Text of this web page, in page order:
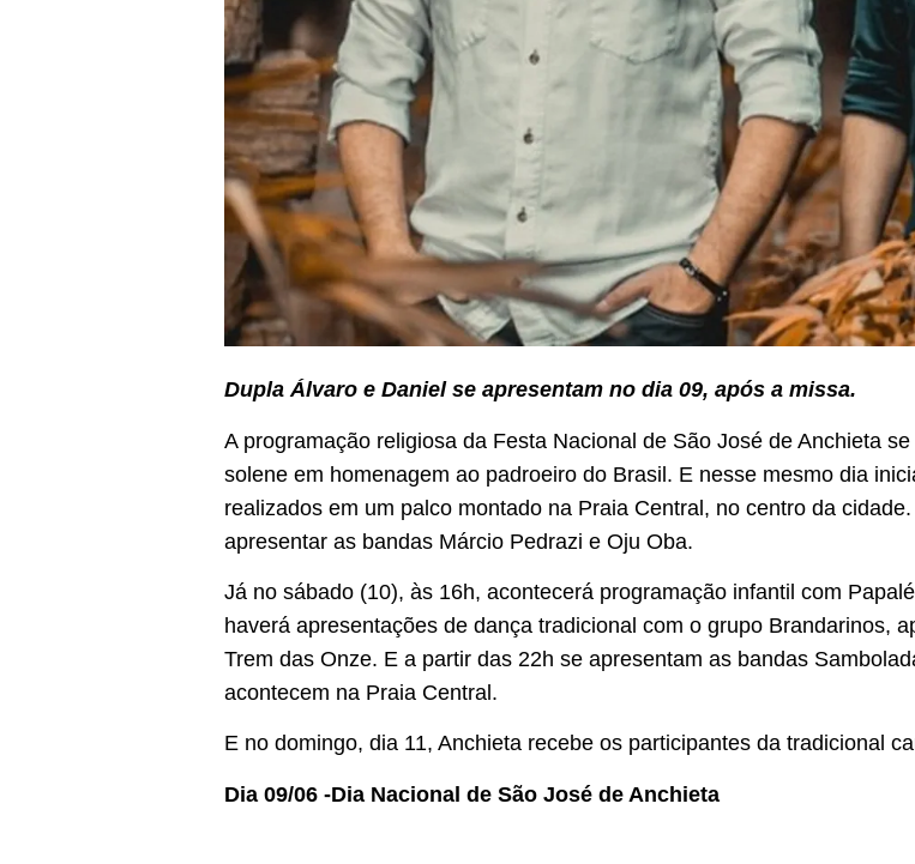
Dupla Álvaro e Daniel se apresentam no dia 09, após a missa.
A programação religiosa da Festa Nacional de São José de Anchieta
solene em homenagem ao padroeiro do Brasil. E nesse mesmo dia
realizados em um palco montado na Praia Central, no centro da
apresentar as bandas Márcio Pedrazi e Oju Oba.
Já no sábado (10), às 16h, acontecerá programação infantil com
haverá apresentações de dança tradicional com o grupo Brandarinos,
Trem das Onze. E a partir das 22h se apresentam as bandas
acontecem na Praia Central.
E no domingo, dia 11, Anchieta recebe os participantes da tradicional
Dia 09/06 -Dia Nacional de São José de Anchieta